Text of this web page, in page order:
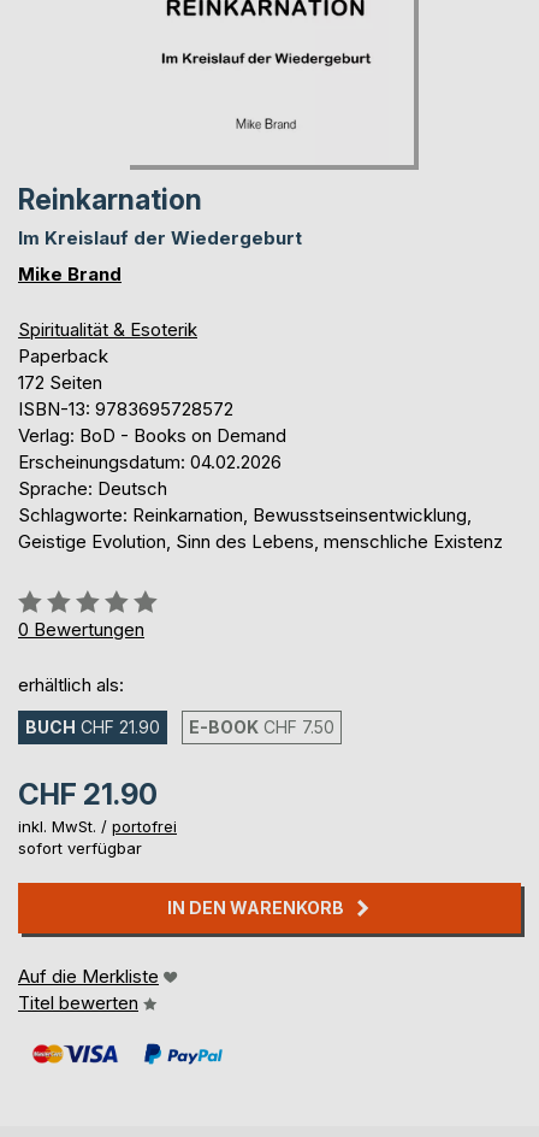
Reinkarnation
Im Kreislauf der Wiedergeburt
Mike Brand
Spiritualität & Esoterik
Paperback
172 Seiten
ISBN-13: 9783695728572
Verlag: BoD - Books on Demand
Erscheinungsdatum: 04.02.2026
Sprache: Deutsch
Schlagworte: Reinkarnation, Bewusstseinsentwicklung,
Geistige Evolution, Sinn des Lebens, menschliche Existenz
Bewertung::
0%
0 Bewertungen
erhältlich als:
BUCH CHF 21.90 E-BOOK CHF 7.50
CHF 21.90
inkl. MwSt. / portofrei
sofort verfügbar
IN DEN WARENKORB
Auf die Merkliste
Titel bewerten